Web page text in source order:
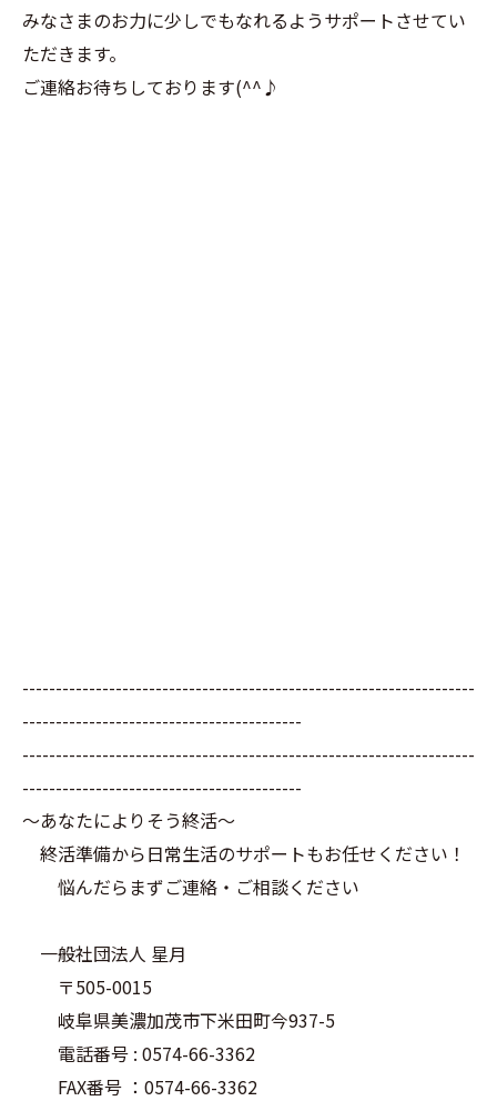
みなさまのお力に少しでもなれるようサポートさせてい
ただきます。
ご連絡お待ちしております(^^♪
--------------------------------------------------------------------
------------------------------------------
--------------------------------------------------------------------
------------------------------------------
～あなたによりそう終活～
終活準備から日常生活のサポートもお任せください！
悩んだらまずご連絡・ご相談ください
一般社団法人 星月
〒505-0015
岐阜県美濃加茂市下米田町今937-5
電話番号 : 0574-66-3362
FAX番号 ：0574-66-3362